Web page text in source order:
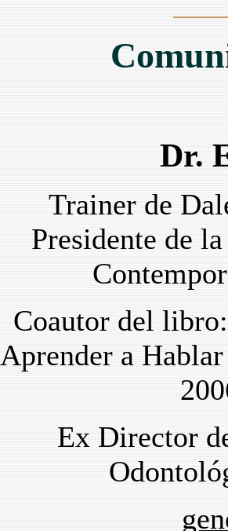
Dr.
Trainer de
Presidente de
Coautor del
Aprender a
Ex Director